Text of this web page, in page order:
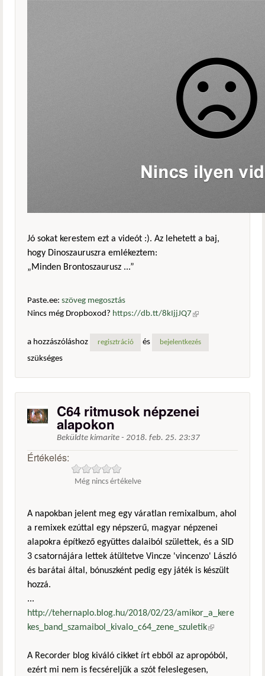
Jó sokat kerestem ezt a videót :). Az lehetett a baj,
hogy Dinoszauruszra emlékeztem:
„Minden Brontoszaurusz ...”
Paste.ee: szöveg megosztás
Nincs még Dropboxod? https://db.tt/8kIjjJQ7 (külső
a hozzászóláshoz
regisztráció és bejelentkezés
szükséges
C64 ritmusok népzenei
alapokon
Beküldte kimarite - 2018. feb. 25. 23:37
Értékelés:
Még nincs értékelve
A napokban jelent meg egy váratlan remixalbum, ahol
a remixek ezúttal egy népszerű, magyar népzenei
alapokra építkező együttes dalaiból születtek, és a SID
3 csatornájára lettek átültetve Vincze 'vincenzo' László
és barátai által, bónuszként pedig egy játék is készült
hozzá.
...
http://tehernaplo.blog.hu/2018/02/23/amikor_a_kere
kes_band_szamaibol_kivalo_c64_zene_szuletik(külső
A Recorder blog kiváló cikket írt ebből az apropóból,
ezért mi nem is fecséreljük a szót feleslegesen,